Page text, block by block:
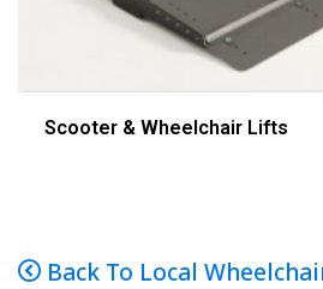
Scooter & Wheelchair Lifts
Back To Local